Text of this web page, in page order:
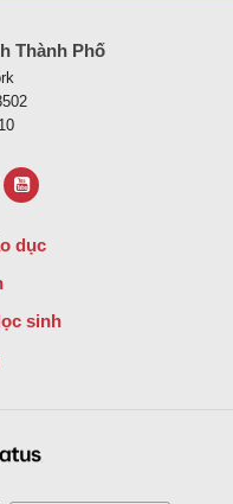
Thành Phố
dục
sinh